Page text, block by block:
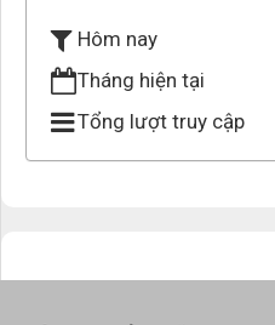
Hôm nay
Tháng hiện tại
Tổng lượt truy cập